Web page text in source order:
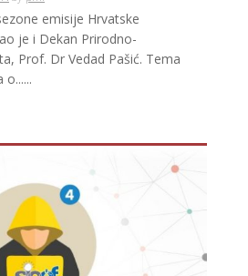
emisije Hrvatske
je i Dekan Prirodno-
Prof. Dr Vedad Pašić. Tema